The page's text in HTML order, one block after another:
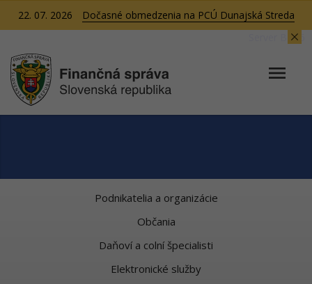
22. 07. 2026
Dočasné obmedzenia na PCÚ Dunajská Streda
Server BB06
Podnikatelia a organizácie
Občania
Daňoví a colní špecialisti
Elektronické služby